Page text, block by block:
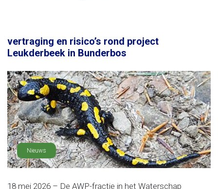
vertraging en risico’s rond project
Leukderbeek in Bunderbos
Nieuws
18 mei 2026 – De AWP-fractie in het Waterschap